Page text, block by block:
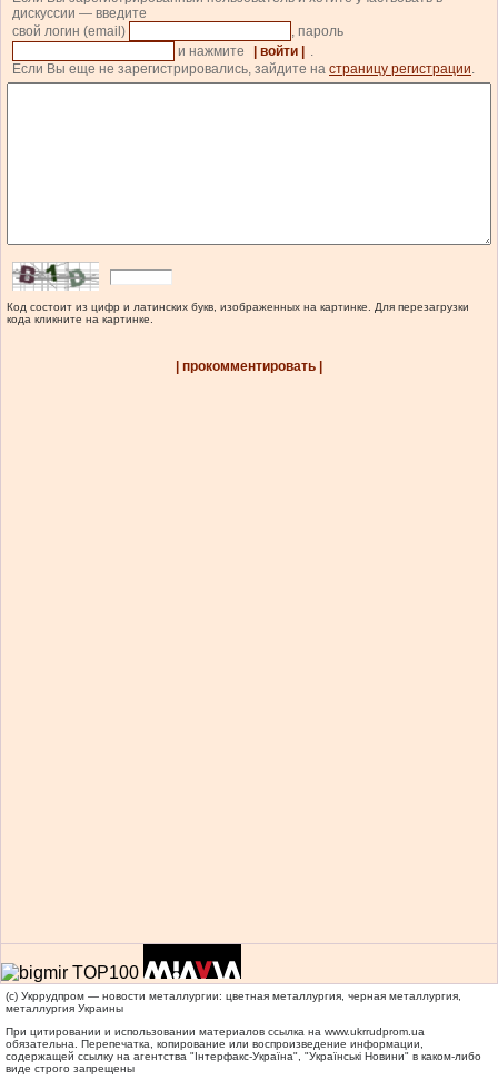
дискуссии — введите
свой логин (email)
, пароль
и нажмите
| войти |
.
Если Вы еще не зарегистрировались, зайдите на страницу регистрации.
Код состоит из цифр и латинских букв, изображенных на картинке. Для перезагрузки
кода кликните на картинке.
| прокомментировать |
(c) Укррудпром — новости металлургии: цветная металлургия, черная металлургия,
металлургия Украины
При цитировании и использовании материалов ссылка на www.ukrrudprom.ua
обязательна. Перепечатка, копирование или воспроизведение информации,
содержащей ссылку на агентства "Iнтерфакс-Україна", "Українськi Новини" в каком-либо
виде строго запрещены